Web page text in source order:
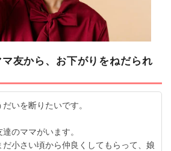
友から、お下がりをねだられ
いを断りたいです。
のママがいます。
小さい頃から仲良くしてもらって、娘